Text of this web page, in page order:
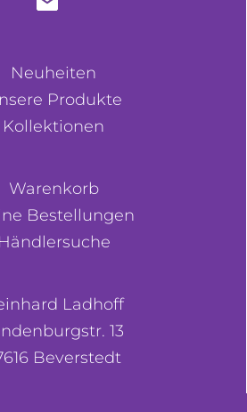
Neuheiten
Produkte
Kollektionen
Warenkorb
Bestellungen
Händlersuche
Ladhoff
13
Beverstedt